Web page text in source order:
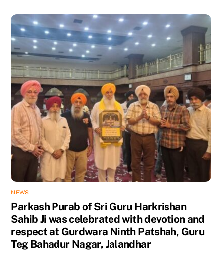
NEWS
Parkash Purab of Sri Guru Harkrishan
Sahib Ji was celebrated with devotion and
respect at Gurdwara Ninth Patshah, Guru
Teg Bahadur Nagar, Jalandhar